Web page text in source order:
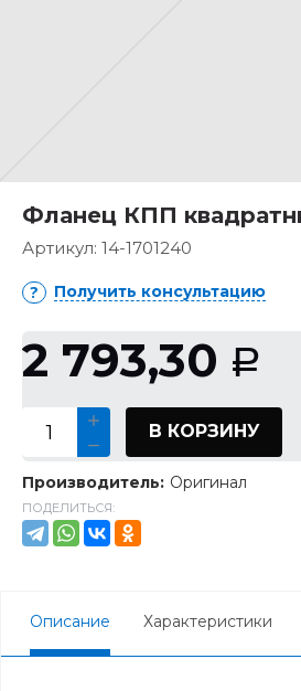
Фланец КПП
Артикул: 14-1701240
Получить консультацию
2 793,30 Р
В КОРЗИНУ
Производитель: Оригинал
ПОДЕЛИТЬСЯ:
Описание Характеристики